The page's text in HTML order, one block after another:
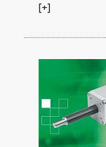
[+]